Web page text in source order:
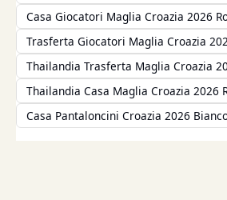
Casa Giocatori Maglia Croazia 2026
Trasferta Giocatori Maglia Croazia
Thailandia Trasferta Maglia Croazia
Thailandia Casa Maglia Croazia 2026
Casa Pantaloncini Croazia 2026